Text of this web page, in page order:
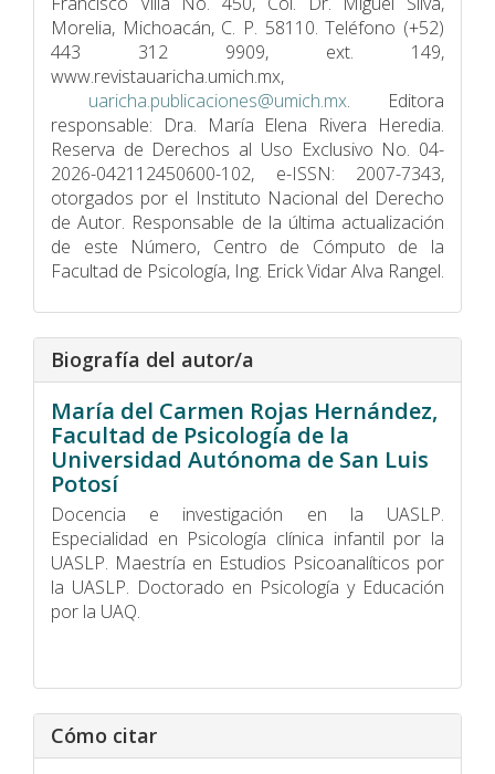
Morelia, Michoacán, C. P. 58110. Teléfono (+52)
443 312 9909, ext. 149,
www.revistauaricha.umich.mx,
uaricha.publicaciones@umich.mx. Editora
responsable: Dra. María Elena Rivera Heredia.
Reserva de Derechos al Uso Exclusivo No. 04-
2026-042112450600-102, e-ISSN: 2007-7343,
otorgados por el Instituto Nacional del Derecho
de Autor. Responsable de la última actualización
de este Número, Centro de Cómputo de la
Facultad de Psicologí­a, Ing. Erick Vidar Alva Rangel.
Biografía del autor/a
María del Carmen Rojas Hernández,
Facultad de Psicología de la
Universidad Autónoma de San Luis
Potosí
Docencia e investigación en la UASLP.
Especialidad en Psicología clí­nica infantil por la
UASLP. Maestrí­a en Estudios Psicoanalíticos por
la UASLP. Doctorado en Psicologí­a y Educación
por la UAQ.
Cómo citar